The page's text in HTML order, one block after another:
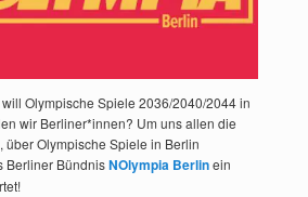
Olympische Spiele 2036/2040/2044 in
wir Berliner*innen? Um uns allen die
über Olympische Spiele in Berlin
Berliner BündnisNOlympia Berlinein